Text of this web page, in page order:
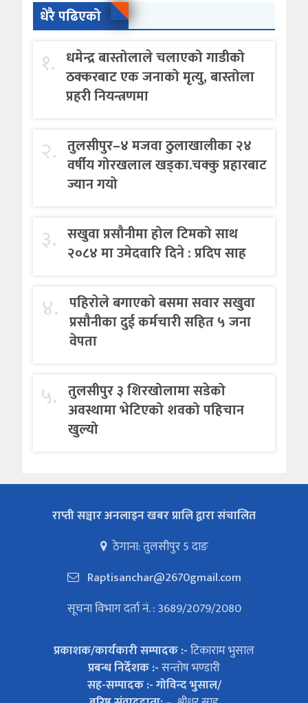
धेरै पढिएको
१. धमेन्द्र बास्तोलाले चलाएको गाडीको
ठक्करबाट एक जनाको मृत्यु, बास्तोला
प्रहरी नियन्त्रणमा
२. तुलसीपुर–४ मजवा ठुलाखालीका २४
वर्षीय गोरखलाल खड्का.चक्कु प्रहारबाट
ज्यान गयो
३. सखुवा प्रसौनीमा होल टिमको साथ
२०८४ मा उमेदवारि दिने : प्रदिप साह
४. पहिराेले बगाएकाे बसमा सवार सखुवा
प्रसाैनीका दुई कर्मचारी सहित ५ जना
वेपता
५. तुलसीपुर ३ शिरखोलामा सडेको
अवस्थामा भेटिएको शवको पहिचान
खुल्यो
राप्ती सञ्चार अनलाइन खबर प्रालि द्वारा संचालित
ठेगाना: तुलसीपुर 5 दाङ
Raptisanchar@2670gmail.com
सूचना विभाग दर्ता नं. : 3689/2079/2080
प्रकाशक/कार्यकारी सम्पादक :-टिकाराम भुसाल
प्रबन्ध निर्देशक :-सन्तोष भण्डारी
सह-सम्पादक :- गोविन्द भुसाल/